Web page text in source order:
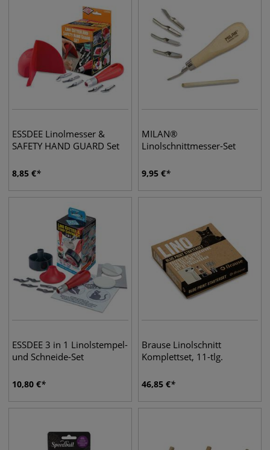
ESSDEE Linolmesser &
SAFETY HAND GUARD Set
8,85 €
MILAN®
Linolschnittmesser-Set
9,95 €
ESSDEE 3 in 1 Linolstempel-
und Schneide-Set
10,80 €
Brause Linolschnitt
Komplettset, 11-tlg.
46,85 €